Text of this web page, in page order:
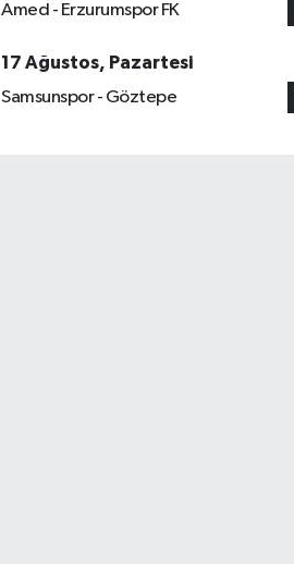
Amed - Erzurumspor FK
17 Ağustos, Pazartesi
Samsunspor - Göztepe